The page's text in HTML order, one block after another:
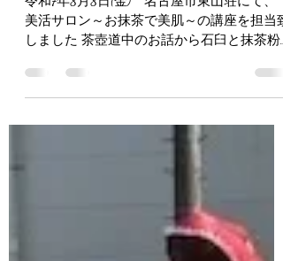
美活サロン講座
令和7年8月8日(金) 名古屋市東山荘にて、
美活サロン～お抹茶で美肌～の講座を担当致
末ができるまで そして抹茶の効能のお話 ま
た体験として、 石臼で抹茶を碾き、 碾きた
てと市販薄茶の飲み比べ体験 おまけとして...